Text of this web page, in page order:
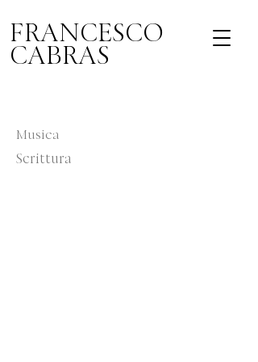
FRANCESCO
CABRAS
Musica
Scrittura